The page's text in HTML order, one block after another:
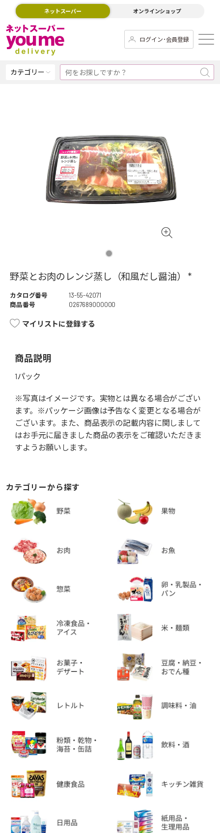
ネットスーパー オンラインショップ
ログイン･会員登録
カテゴリー
野菜とお肉のレンジ蒸し（和風だし醤油） *
カタログ番号
13-55-42071
商品番号
0267689000000
マイリストに登録する
商品説明
1パック
※写真はイメージです。実物とは異なる場合がござい
ます。※パッケージ画像は予告なく変更となる場合が
ございます。また、商品表示の記載内容に関しまして
はお手元に届きました商品の表示をご確認いただきま
すようお願いします。
カテゴリーから探す